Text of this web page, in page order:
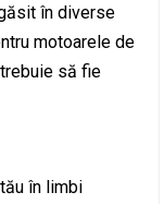
în diverse
motoarele de
să fie
în limbi